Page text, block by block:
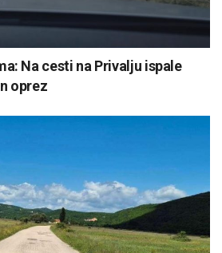
Na cesti na Privalju ispale
oprez